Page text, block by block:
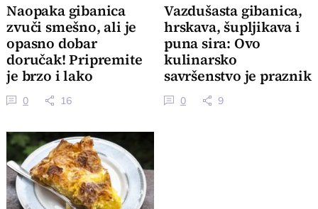
Naopaka gibanica
zvuči smešno, ali je
opasno dobar
doručak! Pripremite
je brzo i lako
0 16
Vazdušasta gibanica,
hrskava, šupljikava i
puna sira: Ovo
kulinarsko
savršenstvo je praznik
za nepca
0 9